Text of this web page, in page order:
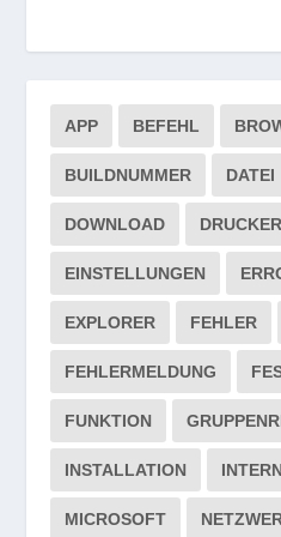
APP BEFEHL
BUILDNUMMER DATEI
DOWNLOAD DRUCKER
EINSTELLUNGEN
EXPLORER FEHLER
FEHLERMELDUNG
FUNKTION
INSTALLATION
MICROSOFT